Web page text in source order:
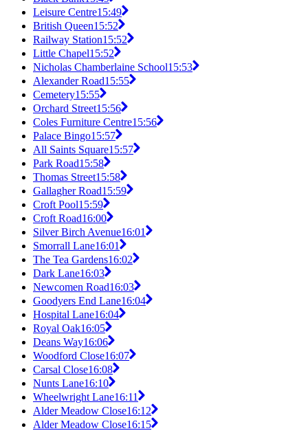
Leisure Centre15:49
British Queen15:52
Railway Station15:52
Little Chapel15:52
Nicholas Chamberlaine School15:53
Alexander Road15:55
Cemetery15:55
Orchard Street15:56
Coles Furniture Centre15:56
Palace Bingo15:57
All Saints Square15:57
Park Road15:58
Thomas Street15:58
Gallagher Road15:59
Croft Pool15:59
Croft Road16:00
Silver Birch Avenue16:01
Smorrall Lane16:01
The Tea Gardens16:02
Dark Lane16:03
Newcomen Road16:03
Goodyers End Lane16:04
Hospital Lane16:04
Royal Oak16:05
Deans Way16:06
Woodford Close16:07
Carsal Close16:08
Nunts Lane16:10
Wheelwright Lane16:11
Alder Meadow Close16:12
Alder Meadow Close16:15